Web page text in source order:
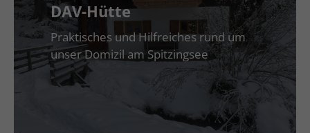
DAV-Hütte
Praktisches und Hilfreiches rund um
unser Domizil am Spitzingsee